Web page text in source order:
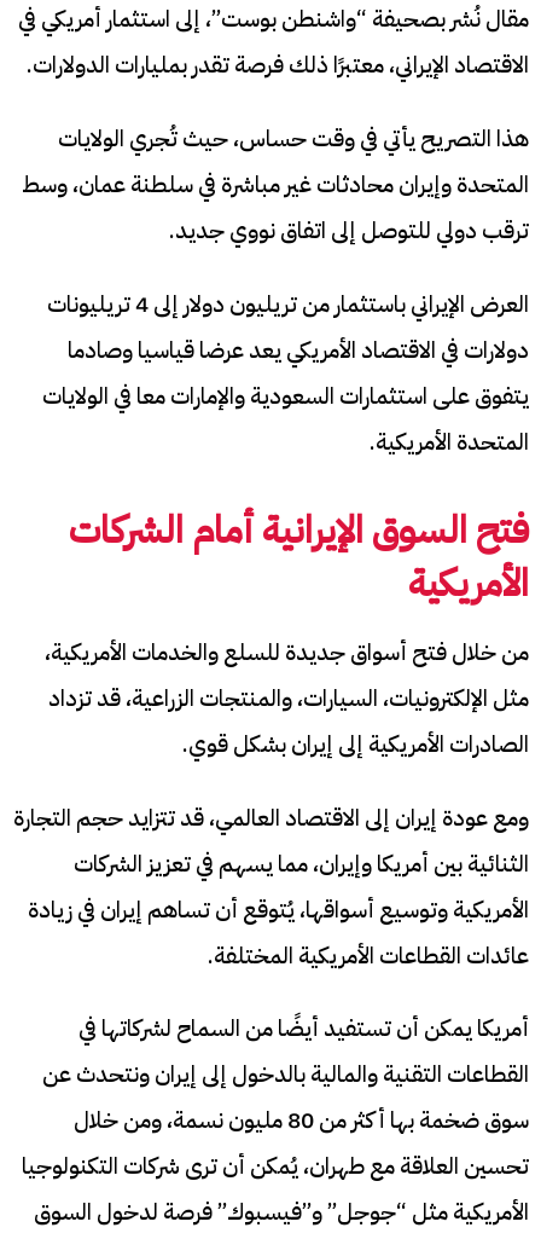
مقال نُشر بصحيفة “واشنطن بوست”، إلى استثمار أمريكي في
الاقتصاد الإيراني، معتبرًا ذلك فرصة تقدر بمليارات الدولارات.
هذا التصريح يأتي في وقت حساس، حيث تُجري الولايات
المتحدة وإيران محادثات غير مباشرة في سلطنة عمان، وسط
ترقب دولي للتوصل إلى اتفاق نووي جديد.​
العرض الإيراني باستثمار من تريليون دولار إلى 4 تريليونات
دولارات في الاقتصاد الأمريكي يعد عرضا قياسيا وصادما
يتفوق على استثمارات السعودية والإمارات معا في الولايات
المتحدة الأمريكية.
فتح السوق الإيرانية أمام الشركات
الأمريكية
من خلال فتح أسواق جديدة للسلع والخدمات الأمريكية،
مثل الإلكترونيات، السيارات، والمنتجات الزراعية، قد تزداد
الصادرات الأمريكية إلى إيران بشكل قوي.
ومع عودة إيران إلى الاقتصاد العالمي، قد تتزايد حجم التجارة
الثنائية بين أمريكا وإيران، مما يسهم في تعزيز الشركات
الأمريكية وتوسيع أسواقها، يُتوقع أن تساهم إيران في زيادة
عائدات القطاعات الأمريكية المختلفة.
أمريكا يمكن أن تستفيد أيضًا من السماح لشركاتها في
القطاعات التقنية والمالية بالدخول إلى إيران ونتحدث عن
سوق ضخمة بها أكثر من 80 مليون نسمة، ومن خلال
تحسين العلاقة مع طهران، يُمكن أن ترى شركات التكنولوجيا
الأمريكية مثل “جوجل” و”فيسبوك” فرصة لدخول السوق